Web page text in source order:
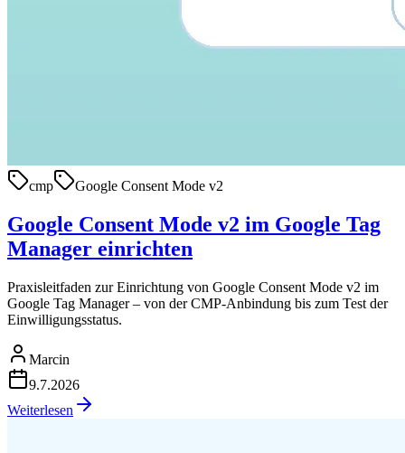
cmp Google Consent Mode v2
Google Consent Mode v2 im Google Tag
Manager einrichten
Praxisleitfaden zur Einrichtung von Google Consent Mode v2 im
Google Tag Manager – von der CMP-Anbindung bis zum Test der
Einwilligungsstatus.
Marcin
9.7.2026
Weiterlesen